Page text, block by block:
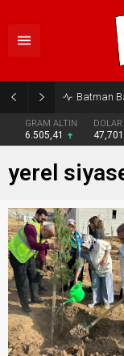
GRAM ALTIN
6.505,41
DOLAR
yerel